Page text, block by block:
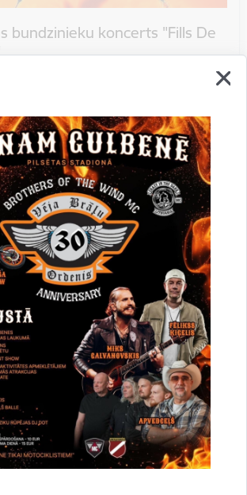
bundzinieku koncerts "Fills De
2022
vieta
Latviskās dzīvesziņas centrs